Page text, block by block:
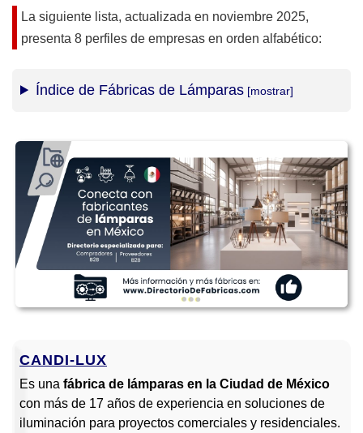
La siguiente lista, actualizada en noviembre 2025,
presenta 8 perfiles de empresas en orden alfabético:
Índice de Fábricas de Lámparas
CANDI-LUX
Es una fábrica de lámparas en la Ciudad de México
con más de 17 años de experiencia en soluciones de
iluminación para proyectos comerciales y residenciales.